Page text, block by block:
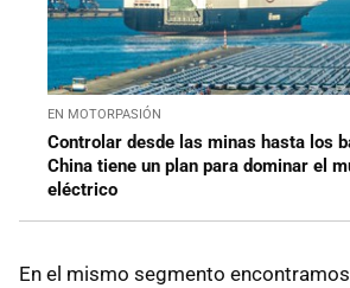
EN MOTORPASIÓN
Controlar desde las minas hasta los
China tiene un plan para dominar el
eléctrico
En el mismo segmento encontramos